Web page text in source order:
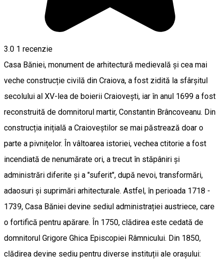
3.0 1 recenzie
Casa Băniei, monument de arhitectură medievală și cea mai
veche construcție civilă din Craiova, a fost zidită la sfârșitul
secolului al XV-lea de boierii Craiovești, iar în anul 1699 a fost
reconstruită de domnitorul martir, Constantin Brâncoveanu. Din
construcția inițială a Craioveștilor se mai păstrează doar o
parte a pivnițelor. În vâltoarea istoriei, vechea ctitorie a fost
incendiată de nenumărate ori, a trecut în stăpâniri și
administrări diferite și a "suferit", după nevoi, transformări,
adaosuri și suprimări arhitecturale. Astfel, în perioada 1718 -
1739, Casa Băniei devine sediul administrației austriece, care
o fortifică pentru apărare. În 1750, clădirea este cedată de
domnitorul Grigore Ghica Episcopiei Râmnicului. Din 1850,
clădirea devine sediu pentru diverse instituții ale orașului: